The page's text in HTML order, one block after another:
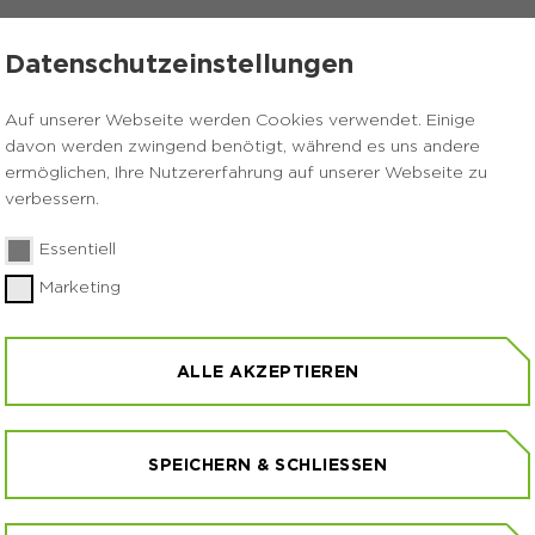
Datenschutzeinstellungen
Auf unserer Webseite werden Cookies verwendet. Einige
davon werden zwingend benötigt, während es uns andere
ermöglichen, Ihre Nutzererfahrung auf unserer Webseite zu
verbessern.
Essentiell
Marketing
ALLE AKZEPTIEREN
SPEICHERN & SCHLIESSEN